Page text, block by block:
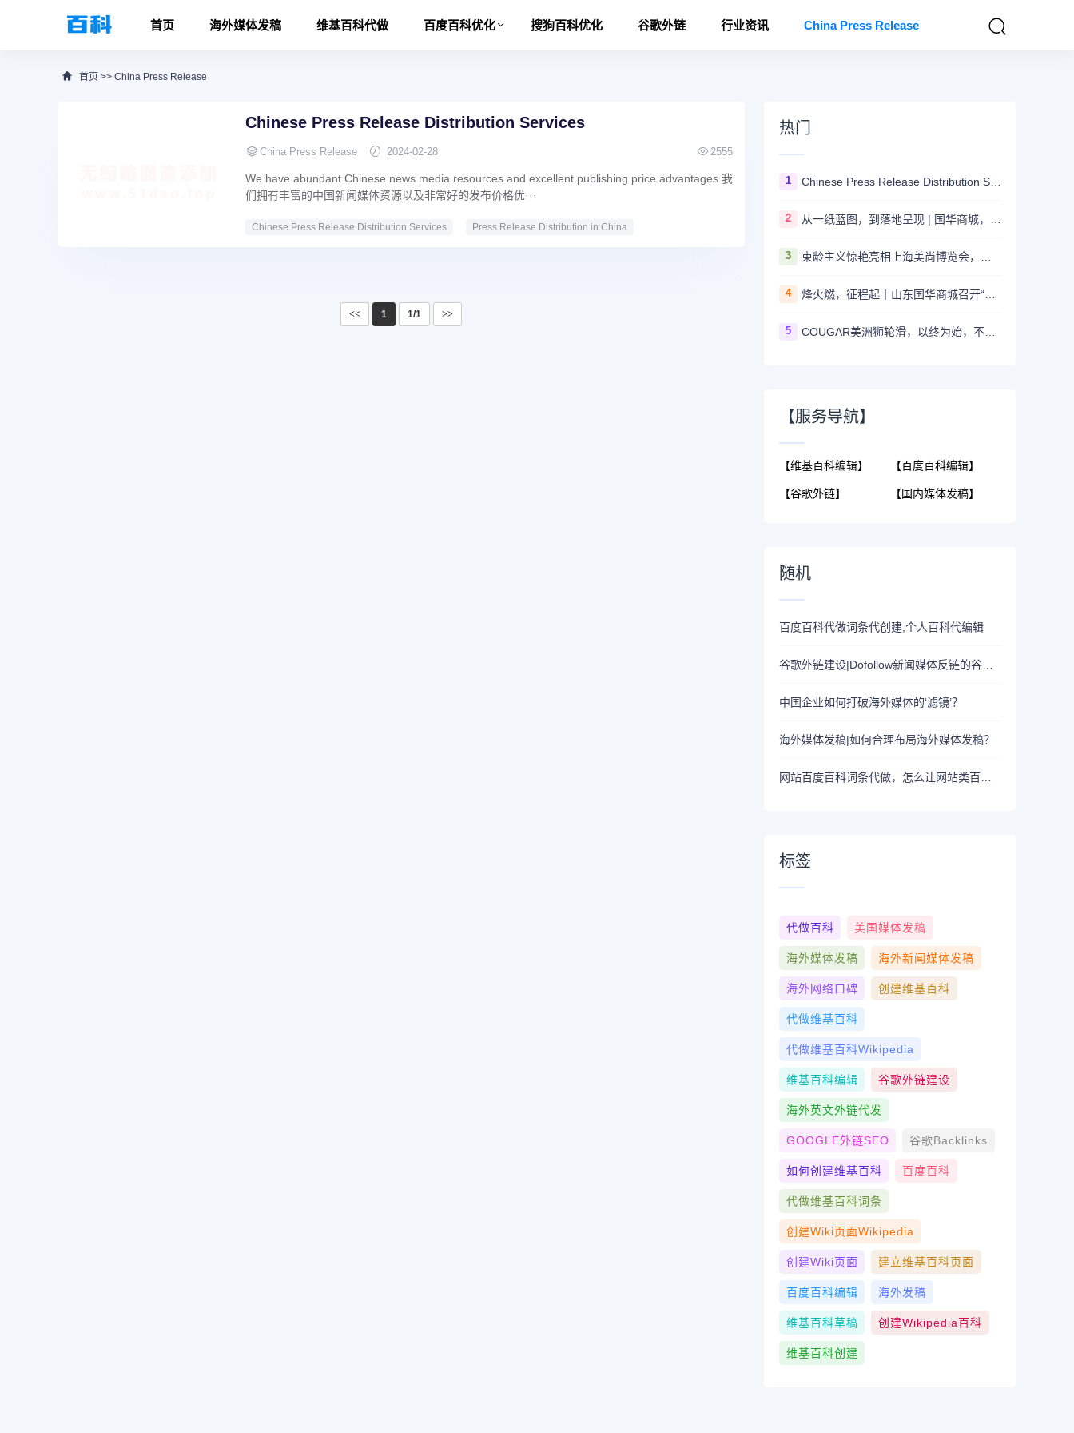
首页 海外媒体发稿 维基百科代做 百度百科优化 搜狗百科优化 谷歌外链 行业资讯 China Press Release
首页 >> China Press Release
Chinese Press Release Distribution Services
China Press Release 2024-02-28 2555
We have abundant Chinese news media resources and excellent publishing price advantages.我
们拥有丰富的中国新闻媒体资源以及非常好的发布价格优···
Chinese Press Release Distribution Services
Press Release Distribution in China
<< 1 1/1 >>
热门
1 Chinese Press Release Distribution Services
2
3
4
5 COUGAR美洲狮轮滑，以终为始，不断谱写轮滑品牌新篇章
【服务导航】
【维基百科编辑】
【谷歌外链】
【百度百科编辑】
【国内媒体发稿】
随机
百度百科代做词条代创建,个人百科代编辑
​中国企业如何打破海外媒体的‘滤镜’？
海外媒体发稿|如何合理布局海外媒体发稿？
标签
代做百科 美国媒体发稿
海外媒体发稿 海外新闻媒体发稿
海外网络口碑 创建维基百科
代做维基百科
代做维基百科wikipedia
维基百科编辑 谷歌外链建设
海外英文外链代发
GOOGLE外链SEO 谷歌Backlinks
如何创建维基百科 百度百科
代做维基百科词条
创建wiki页面Wikipedia
创建wiki页面 建立维基百科页面
百度百科编辑 海外发稿
维基百科草稿 创建Wikipedia百科
维基百科创建